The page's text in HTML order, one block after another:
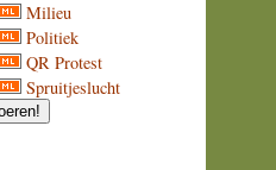
Milieu
Politiek
QR Protest
Spruitjeslucht